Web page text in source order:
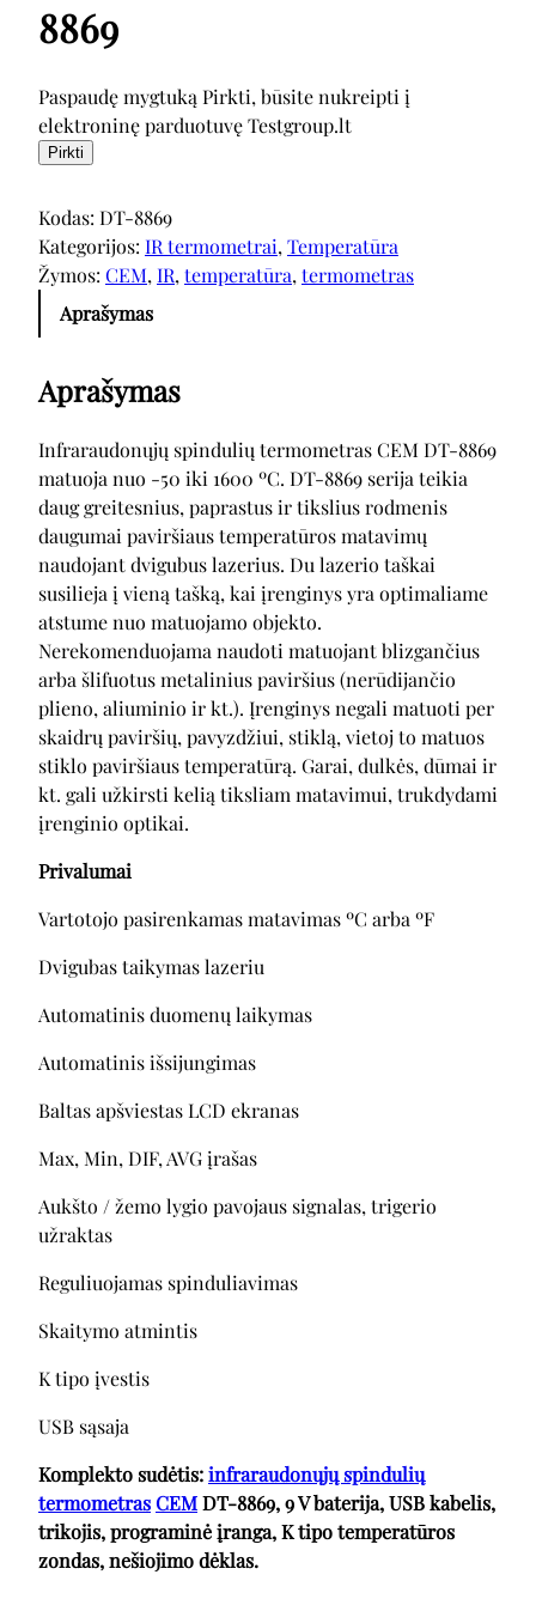
8869
Paspaudę mygtuką Pirkti, būsite nukreipti į
elektroninę parduotuvę Testgroup.lt
Pirkti
Kodas: DT-8869
Kategorijos: IR termometrai, Temperatūra
Žymos: CEM, IR, temperatūra, termometras
Aprašymas
Aprašymas
Infraraudonųjų spindulių termometras CEM DT-8869
matuoja nuo -50 iki 1600 ºC. DT-8869 serija teikia
daug greitesnius, paprastus ir tikslius rodmenis
daugumai paviršiaus temperatūros matavimų
naudojant dvigubus lazerius. Du lazerio taškai
susilieja į vieną tašką, kai įrenginys yra optimaliame
atstume nuo matuojamo objekto.
Nerekomenduojama naudoti matuojant blizgančius
arba šlifuotus metalinius paviršius (nerūdijančio
plieno, aliuminio ir kt.). Įrenginys negali matuoti per
skaidrų paviršių, pavyzdžiui, stiklą, vietoj to matuos
stiklo paviršiaus temperatūrą. Garai, dulkės, dūmai ir
kt. gali užkirsti kelią tiksliam matavimui, trukdydami
įrenginio optikai.
Privalumai
Vartotojo pasirenkamas matavimas ºC arba ºF
Dvigubas taikymas lazeriu
Automatinis duomenų laikymas
Automatinis išsijungimas
Baltas apšviestas LCD ekranas
Max, Min, DIF, AVG įrašas
Aukšto / žemo lygio pavojaus signalas, trigerio
užraktas
Reguliuojamas spinduliavimas
Skaitymo atmintis
K tipo įvestis
USB sąsaja
Komplekto sudėtis:infraraudonųjų spindulių
termometrasCEMDT-8869, 9 V baterija, USB kabelis,
trikojis, programinė įranga, K tipo temperatūros
zondas, nešiojimo dėklas.